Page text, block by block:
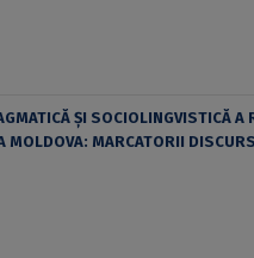
ȘI SOCIOLINGVISTICĂ A
MOLDOVA: MARCATORII